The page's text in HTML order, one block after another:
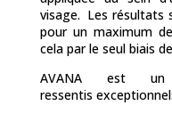
visage. Les résultats
pour un maximum
cela par le seul biais
AVANA est un
ressentis